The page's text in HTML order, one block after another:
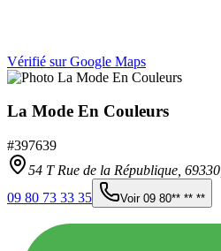
Vérifié sur Google Maps
La Mode En Couleurs
#397639
54 T Rue de la République, 69330
09 80 73 33 35
Voir 09 80** ** **